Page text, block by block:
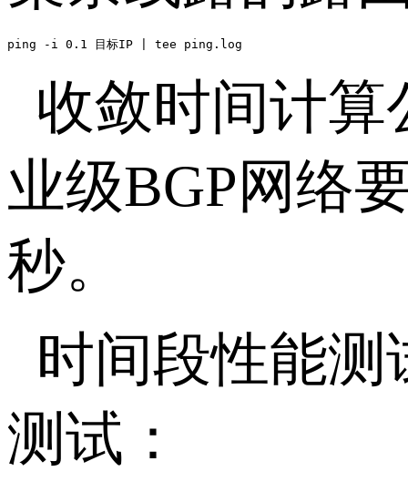
ping -i 0.1 目标IP | tee ping.log
收敛时间计
业级BGP网络
秒。
时间段性能测
测试：